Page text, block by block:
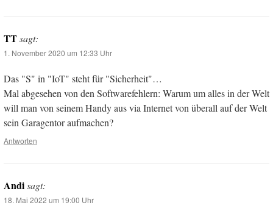
TTsagt:
1. November 2020 um 12:33 Uhr
Das "S" in "IoT" steht für "Sicherheit"…
Mal abgesehen von den Softwarefehlern: Warum um alles in der Welt
will man von seinem Handy aus via Internet von überall auf der Welt
sein Garagentor aufmachen?
Antworten
Andisagt:
18. Mai 2022 um 19:00 Uhr